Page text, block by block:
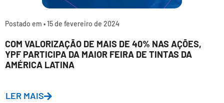
Postado em •15 de fevereiro de 2024
COM VALORIZAÇÃO DE MAIS DE 40% NAS AÇÕES,
YPF PARTICIPA DA MAIOR FEIRA DE TINTAS DA
AMÉRICA LATINA
LER MAIS